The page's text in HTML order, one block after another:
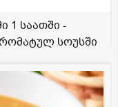
1 საათში -
სოუსში